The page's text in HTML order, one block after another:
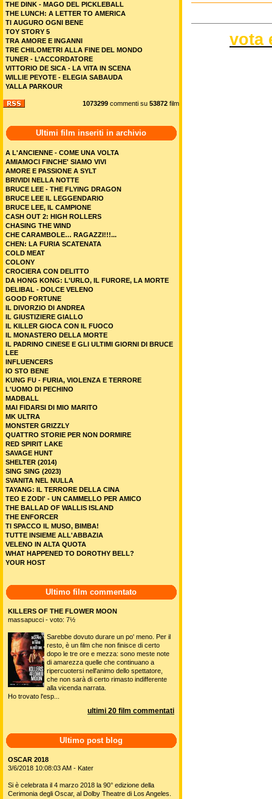
vota
THE DINK - MAGO DEL PICKLEBALL
THE LUNCH: A LETTER TO AMERICA
TI AUGURO OGNI BENE
TOY STORY 5
TRA AMORE E INGANNI
TRE CHILOMETRI ALLA FINE DEL MONDO
TUNER - L’ACCORDATORE
VITTORIO DE SICA - LA VITA IN SCENA
WILLIE PEYOTE - ELEGIA SABAUDA
YALLA PARKOUR
1073299 commenti su 53872 film
Ultimi film inseriti in archivio
A L'ANCIENNE - COME UNA VOLTA
AMIAMOCI FINCHE' SIAMO VIVI
AMORE E PASSIONE A SYLT
BRIVIDI NELLA NOTTE
BRUCE LEE - THE FLYING DRAGON
BRUCE LEE IL LEGGENDARIO
BRUCE LEE, IL CAMPIONE
CASH OUT 2: HIGH ROLLERS
CHASING THE WIND
CHE CARAMBOLE… RAGAZZI!!!...
CHEN: LA FURIA SCATENATA
COLD MEAT
COLONY
CROCIERA CON DELITTO
DA HONG KONG: L'URLO, IL FURORE, LA MORTE
DELIBAL - DOLCE VELENO
GOOD FORTUNE
IL DIVORZIO DI ANDREA
IL GIUSTIZIERE GIALLO
IL KILLER GIOCA CON IL FUOCO
IL MONASTERO DELLA MORTE
IL PADRINO CINESE E GLI ULTIMI GIORNI DI BRUCE
LEE
INFLUENCERS
IO STO BENE
KUNG FU - FURIA, VIOLENZA E TERRORE
L'UOMO DI PECHINO
MADBALL
MAI FIDARSI DI MIO MARITO
MK ULTRA
MONSTER GRIZZLY
QUATTRO STORIE PER NON DORMIRE
RED SPIRIT LAKE
SAVAGE HUNT
SHELTER (2014)
SING SING (2023)
SVANITA NEL NULLA
TAYANG: IL TERRORE DELLA CINA
TEO E ZODI' - UN CAMMELLO PER AMICO
THE BALLAD OF WALLIS ISLAND
THE ENFORCER
TI SPACCO IL MUSO, BIMBA!
TUTTE INSIEME ALL'ABBAZIA
VELENO IN ALTA QUOTA
WHAT HAPPENED TO DOROTHY BELL?
YOUR HOST
Ultimo film commentato
KILLERS OF THE FLOWER MOON
massapucci - voto: 7½
Sarebbe dovuto durare un po' meno. Per il
resto, è un film che non finisce di certo
dopo le tre ore e mezza: sono meste note
di amarezza quelle che continuano a
ripercuotersi nell'animo dello spettatore,
che non sarà di certo rimasto indifferente
alla vicenda narrata.
Ho trovato l'esp...
ultimi 20 film commentati
Ultimo post blog
OSCAR 2018
3/6/2018 10:08:03 AM - Kater
Si è celebrata il 4 marzo 2018 la 90° edizione della
Cerimonia degli Oscar, al Dolby Theatre di Los Angeles.